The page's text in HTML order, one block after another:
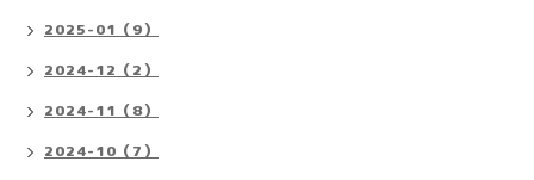
2025-01（9）
2024-12（2）
2024-11（8）
2024-10（7）